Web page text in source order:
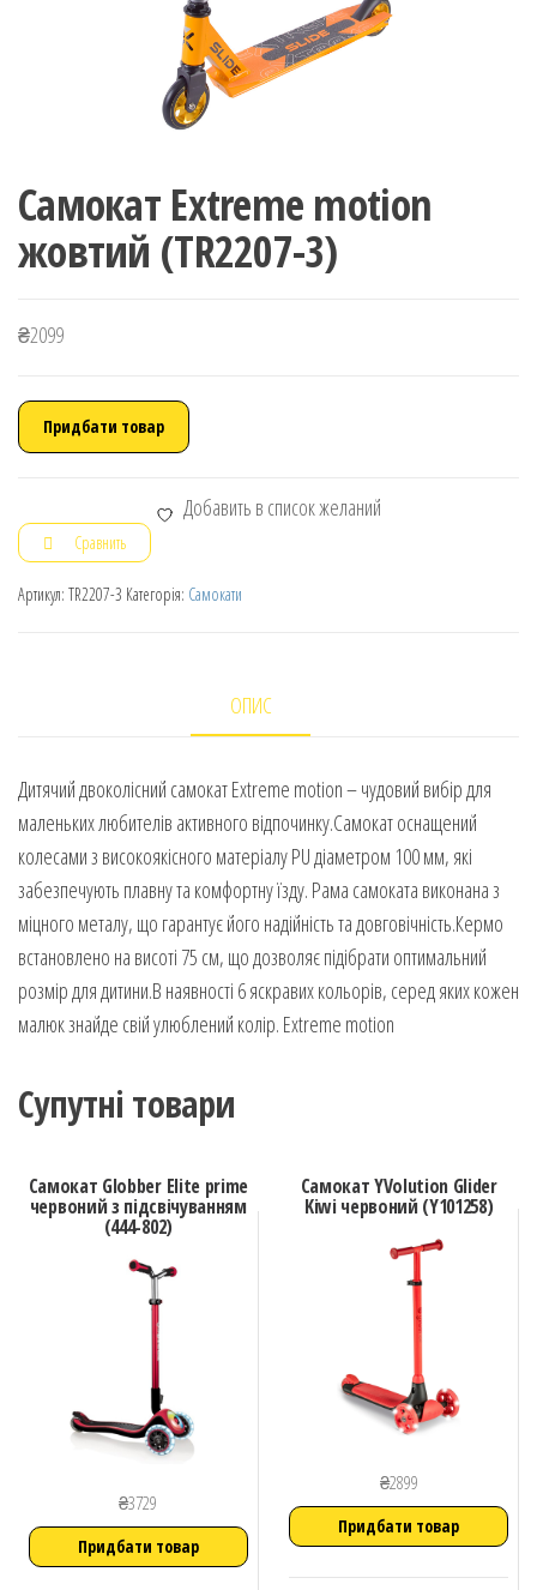
Самокат Extreme motion
жовтий (TR2207-3)
₴2099
Придбати товар
Добавить в список желаний
Сравнить
Артикул: TR2207-3 Категорія: Самокати
ОПИС
Дитячий двоколісний самокат Extreme motion – чудовий вибір для
маленьких любителів активного відпочинку.Самокат оснащений
колесами з високоякісного матеріалу PU діаметром 100 мм, які
забезпечують плавну та комфортну їзду. Рама самоката виконана з
міцного металу, що гарантує його надійність та довговічність.Кермо
встановлено на висоті 75 см, що дозволяє підібрати оптимальний
розмір для дитини.В наявності 6 яскравих кольорів, серед яких кожен
малюк знайде свій улюблений колір. Extreme motion
Супутні товари
Самокат Globber Elite prime
червоний з підсвічуванням
(444-802)
₴3729
Придбати товар
Самокат YVolution Glider
Kiwi червоний (Y101258)
₴2899
Придбати товар